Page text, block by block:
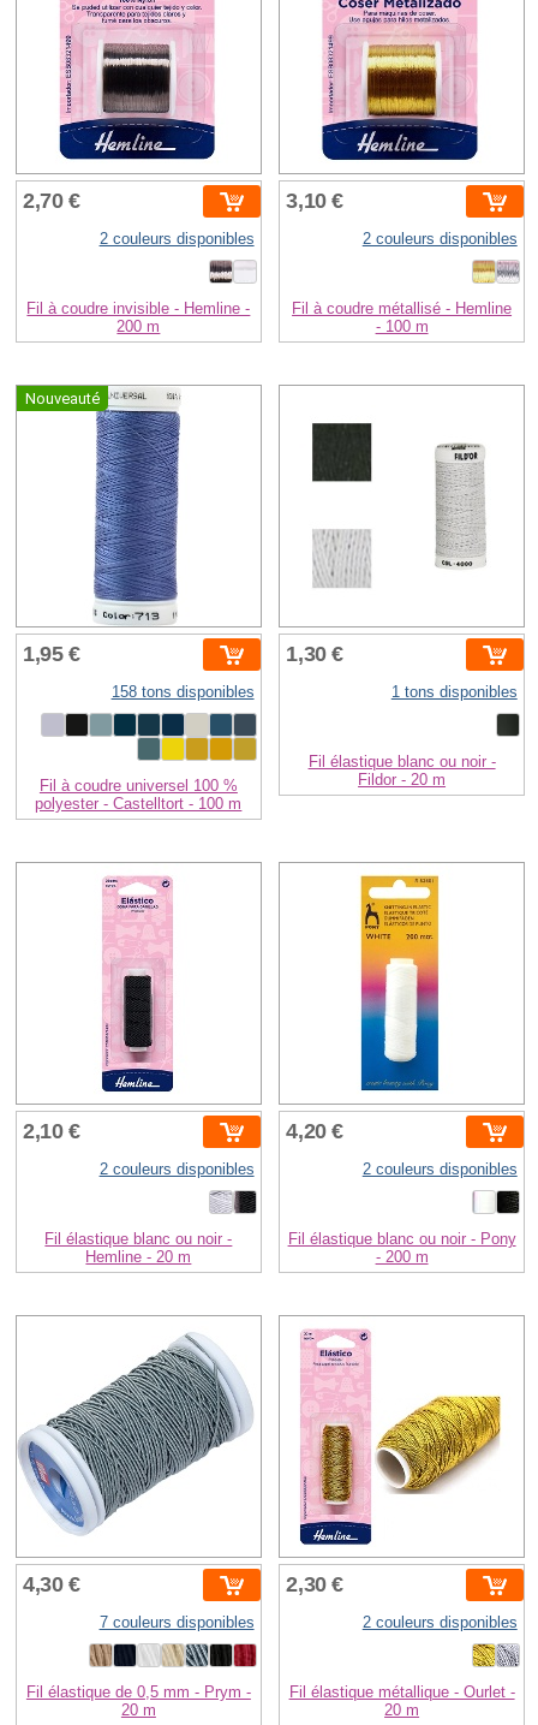
2,70 €
2 couleurs disponibles
Fil à coudre invisible - Hemline -
200 m
3,10 €
2 couleurs disponibles
Fil à coudre métallisé - Hemline
- 100 m
Nouveauté
1,95 €
158 tons disponibles
Fil à coudre universel 100 %
polyester - Castelltort - 100 m
1,30 €
1 tons disponibles
Fil élastique blanc ou noir -
Fildor - 20 m
2,10 €
2 couleurs disponibles
Fil élastique blanc ou noir -
Hemline - 20 m
4,20 €
2 couleurs disponibles
Fil élastique blanc ou noir - Pony
- 200 m
4,30 €
7 couleurs disponibles
Fil élastique de 0,5 mm - Prym -
20 m
2,30 €
2 couleurs disponibles
Fil élastique métallique - Ourlet -
20 m